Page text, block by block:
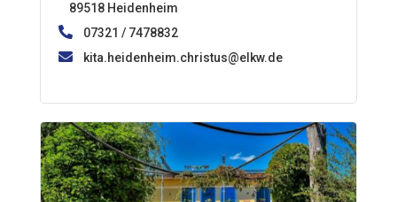
89518 Heidenheim
07321 / 7478832
kita.heidenheim.christus@elkw.de